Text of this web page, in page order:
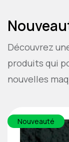
Découvrez
produits qui
nouvelles
Nouveauté